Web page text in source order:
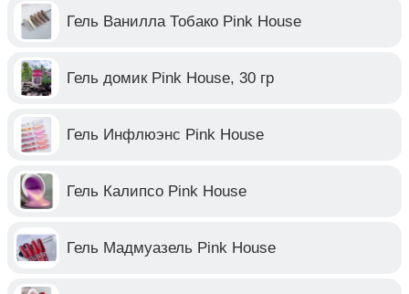
Гель Ванилла Тобако Pink House
Гель домик Pink House, 30 гр
Гель Инфлюэнс Pink House
Гель Калипсо Pink House
Гель Мадмуазель Pink House